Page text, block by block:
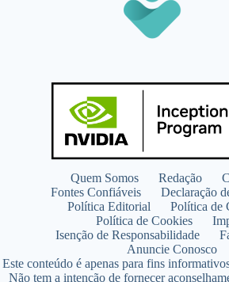
Quem Somos Redação
Fontes Confiáveis
Declaração
Política Editorial
Política de
Política de Cookies
Isenção de Responsabilidade
Anuncie Conosco
Este conteúdo é apenas para fins
Não tem a intenção de fornecer